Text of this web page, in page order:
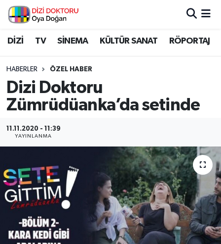
DİZİ TV SİNEMA KÜLTÜR SANAT RÖPORTAJ
HABERLER ÖZEL HABER
Dizi Doktoru
Zümrüdüanka’da setinde
11.11.2020 - 11:39
YAYINLANMA
İstanbul Nöbetçi Eczaneler
İstanbul Namaz Vakitleri
İstanbul Trafik Yoğunluk Haritası
Süper Lig Puan Durumu ve Fikstür
Tüm Manşetler
Son Dakika Haberleri